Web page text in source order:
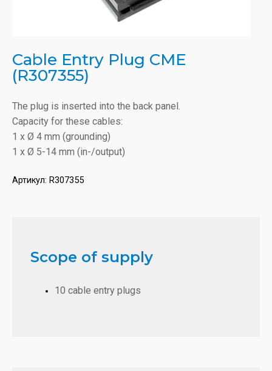
Cable Entry Plug CME
(R307355)
The plug is inserted into the back panel.
Capacity for these cables:
1 x Ø 4 mm (grounding)
1 x Ø 5-14 mm (in-/output)
Артикул: R307355
Scope of supply
10 cable entry plugs